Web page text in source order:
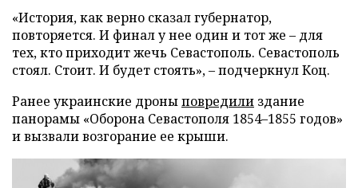
«История, как верно сказал губернатор,
повторяется. И финал у нее один и тот же – для
тех, кто приходит жечь Севастополь. Севастополь
стоял. Стоит. И будет стоять», – подчеркнул Коц.
Ранее украинские дроныповредили здание
панорамы «Оборона Севастополя 1854–1855 годов»
и вызвали возгорание ее крыши.